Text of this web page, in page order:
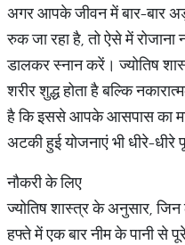
अगर आपके जीवन में बार-बार
रुक जा रहा है, तो ऐसे में रोजाना
डालकर स्नान करें। ज्योतिष
शरीर शुद्ध होता है बल्कि
है कि इससे आपके आसपास का
अटकी हुई योजनाएं भी धीरे-धीरे
नौकरी के लिए
ज्योतिष शास्त्र के अनुसार, जिन
हफ्ते में एक बार नीम के पानी से